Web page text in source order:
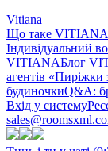
Vitiana
Що таке VITIANA
Індивідуальний
VITIANAБлог
агентів «Пиріжки
будиночкиQ&A:
Вхід у систему